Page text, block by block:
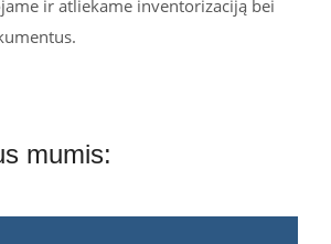
ir atliekame inventorizaciją bei
mumis: